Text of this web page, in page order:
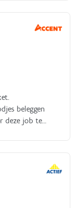
kunnen shoppen
beleggen
deze job te